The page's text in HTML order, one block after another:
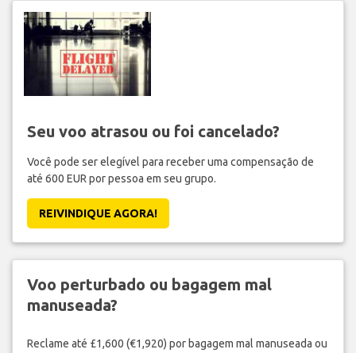
Seu voo atrasou ou foi cancelado?
Você pode ser elegível para receber uma compensação de
até 600 EUR por pessoa em seu grupo.
REIVINDIQUE AGORA!
Voo perturbado ou bagagem mal
manuseada?
Reclame até £1,600 (€1,920) por bagagem mal manuseada ou